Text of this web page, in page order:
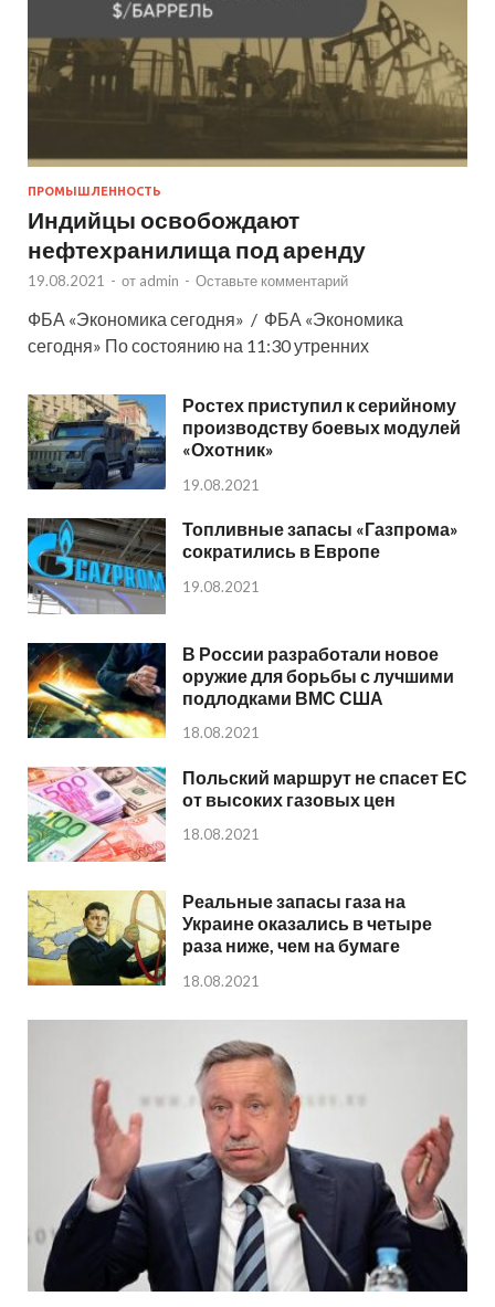
ПРОМЫШЛЕННОСТЬ
Индийцы освобождают
нефтехранилища под аренду
19.08.2021 - от admin - Оставьте комментарий
ФБА «Экономика сегодня» / ФБА «Экономика
сегодня» По состоянию на 11:30 утренних
Ростех приступил к серийному
производству боевых модулей
«Охотник»
19.08.2021
Топливные запасы «Газпрома»
сократились в Европе
19.08.2021
В России разработали новое
оружие для борьбы с лучшими
подлодками ВМС США
18.08.2021
Польский маршрут не спасет ЕС
от высоких газовых цен
18.08.2021
Реальные запасы газа на
Украине оказались в четыре
раза ниже, чем на бумаге
18.08.2021